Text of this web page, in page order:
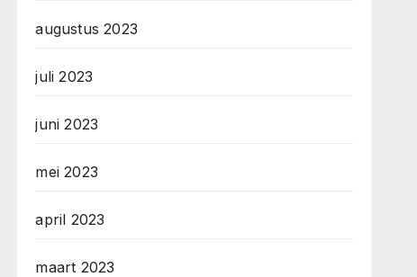
augustus 2023
juli 2023
juni 2023
mei 2023
april 2023
maart 2023